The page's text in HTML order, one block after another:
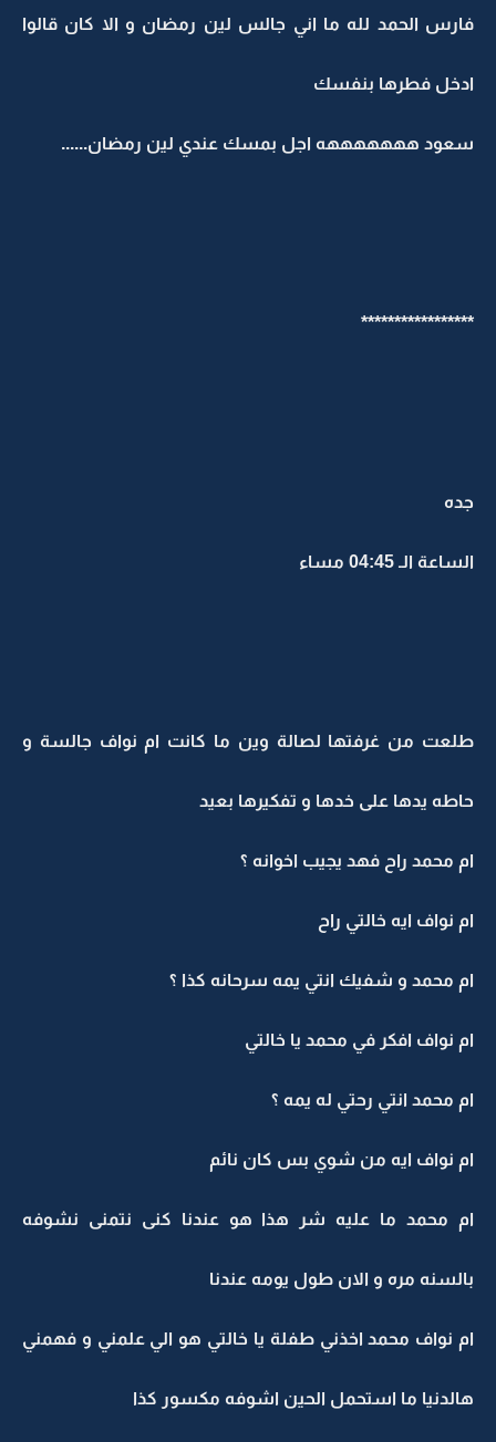
فارس الحمد لله ما اني جالس لين رمضان و الا كان قالوا
ادخل فطرها بنفسك
سعود هههههههه اجل بمسك عندي لين رمضان......
*****************
جده
الساعة الـ 04:45 مساء
طلعت من غرفتها لصالة وين ما كانت ام نواف جالسة و
حاطه يدها على خدها و تفكيرها بعيد
ام محمد راح فهد يجيب اخوانه ؟
ام نواف ايه خالتي راح
ام محمد و شفيك انتي يمه سرحانه كذا ؟
ام نواف افكر في محمد يا خالتي
ام محمد انتي رحتي له يمه ؟
ام نواف ايه من شوي بس كان نائم
ام محمد ما عليه شر هذا هو عندنا كنى نتمنى نشوفه
بالسنه مره و الان طول يومه عندنا
ام نواف محمد اخذني طفلة يا خالتي هو الي علمني و فهمني
هالدنيا ما استحمل الحين اشوفه مكسور كذا